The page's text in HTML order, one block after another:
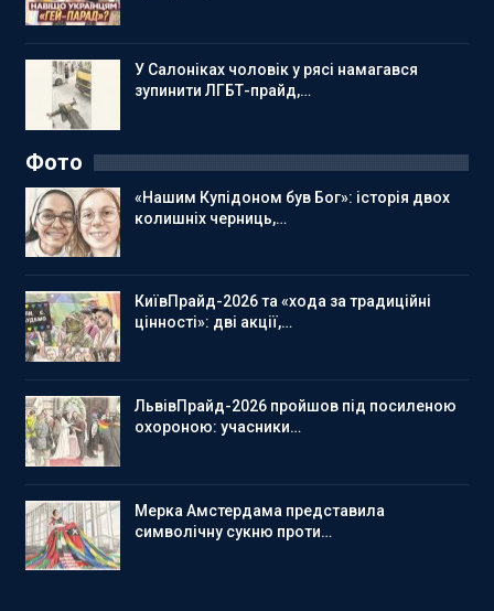
У Салоніках чоловік у рясі намагався
зупинити ЛГБТ-прайд,…
Фото
«Нашим Купідоном був Бог»: історія двох
колишніх черниць,…
КиївПрайд-2026 та «хода за традиційні
цінності»: дві акції,…
ЛьвівПрайд-2026 пройшов під посиленою
охороною: учасники…
Мерка Амстердама представила
символічну сукню проти…